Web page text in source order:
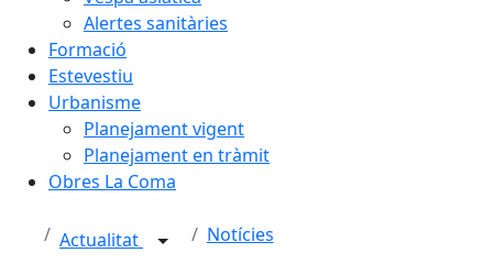
Alertes sanitàries
Formació
Estevestiu
Urbanisme
Planejament vigent
Planejament en tràmit
Obres La Coma
Actualitat Notícies